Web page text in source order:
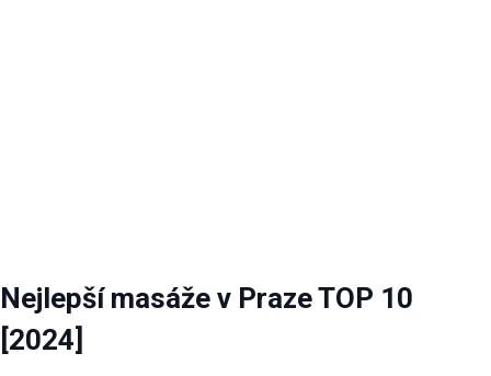
Nejlepší masáže v Praze TOP 10
[2024]
stránek.
Statistiky